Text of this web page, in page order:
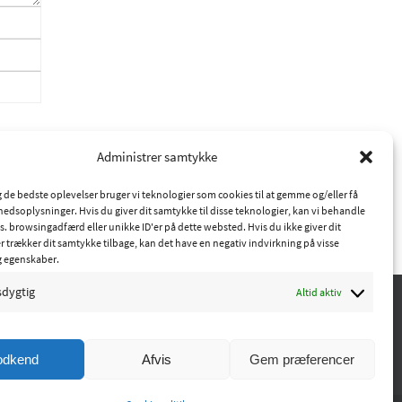
Administrer samtykke
de bedste oplevelser bruger vi teknologier som cookies til at gemme og/eller få
Hvis du giver dit samtykke til disse teknologier, kan vi behandle
browsingadfærd eller unikke ID'er på dette websted. Hvis du ikke giver dit
trækker dit samtykke tilbage, kan det have en negativ indvirkning på visse
Altid aktiv
Afvis Gem præferencer